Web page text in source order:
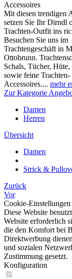
Accessoires
Mit diesen trendigen
setzen Sie Ihr Dirndl
Trachten-Outfit ins
Besuchen Sie uns im
Trachtengeschäft in
Ottobrunn.
Schals, Tücher,
sowie feine Trachten-
Accessoires.... mehr
Zur Kategorie
Damen
Herren
Übersicht
Damen
Strick &
Zurück
Vor
Cookie-Einstellungen
Diese Website
Website erforderlich
die den Komfort bei
Direktwerbung
und sozialen
Zustimmung gesetzt.
Konfiguration